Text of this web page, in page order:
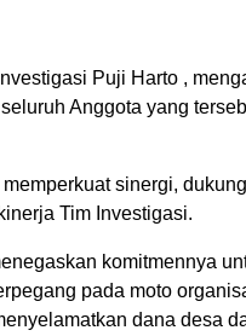
Puji Harto ,
Anggota yang
sinergi,
Tim Investigasi.
komitmennya
pada moto
dana desa